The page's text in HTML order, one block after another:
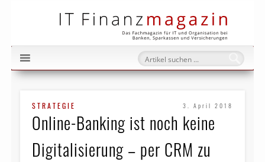
STRATEGIE 3. April 2018
Online-Banking ist noch keine
Digitalisierung – per CRM zu